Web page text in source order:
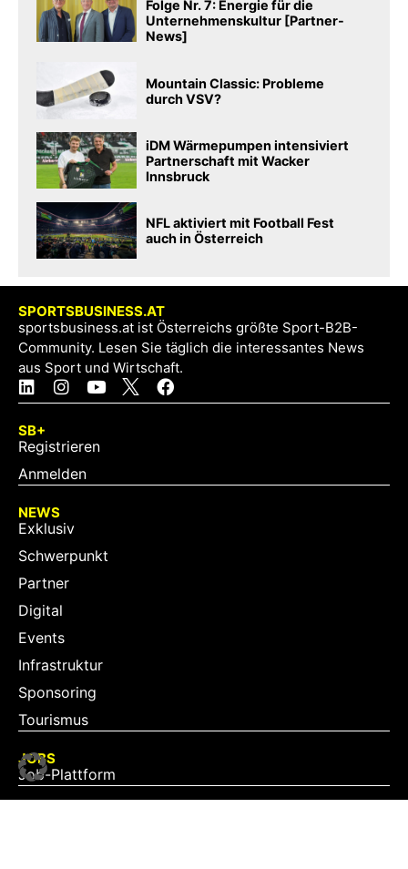
Folge Nr. 7: Energie für die
Unternehmenskultur [Partner-
News]
Mountain Classic: Probleme
durch VSV?
iDM Wärmepumpen intensiviert
Partnerschaft mit Wacker
Innsbruck
NFL aktiviert mit Football Fest
auch in Österreich
SPORTSBUSINESS.AT
sportsbusiness.at ist Österreichs größte Sport-B2B-
Community. Lesen Sie täglich die interessantes News
aus Sport und Wirtschaft.
SB+
Registrieren
Anmelden
NEWS
Exklusiv
Schwerpunkt
Partner
Digital
Events
Infrastruktur
Sponsoring
Tourismus
JOBS
Job-Plattform